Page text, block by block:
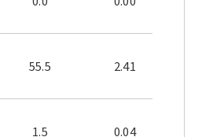
55.5 2.41
1.5 0.04